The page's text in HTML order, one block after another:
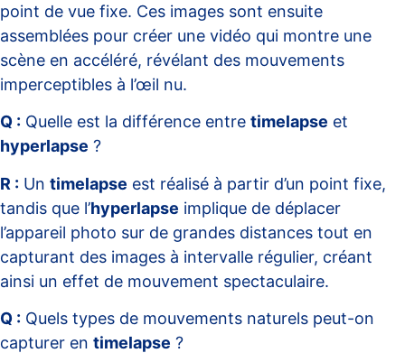
point de vue fixe. Ces images sont ensuite
assemblées pour créer une vidéo qui montre une
scène en accéléré, révélant des mouvements
imperceptibles à l’œil nu.
Q : Quelle est la différence entre timelapse et
hyperlapse ?
R : Un timelapse est réalisé à partir d’un point fixe,
tandis que l’hyperlapse implique de déplacer
l’appareil photo sur de grandes distances tout en
capturant des images à intervalle régulier, créant
ainsi un effet de mouvement spectaculaire.
Q : Quels types de mouvements naturels peut-on
capturer en timelapse ?